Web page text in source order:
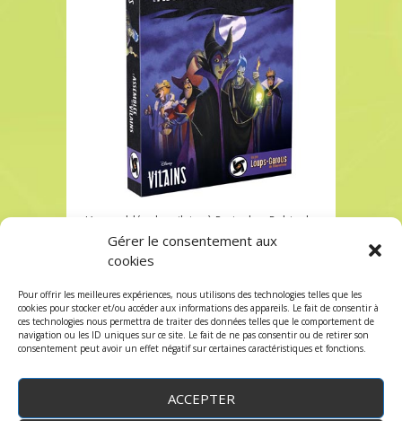
Gérer le consentement aux
cookies
Pour offrir les meilleures expériences, nous utilisons des technologies telles que les
cookies pour stocker et/ou accéder aux informations des appareils. Le fait de consentir à
ces technologies nous permettra de traiter des données telles que le comportement de
navigation ou les ID uniques sur ce site. Le fait de ne pas consentir ou de retirer son
consentement peut avoir un effet négatif sur certaines caractéristiques et fonctions.
ACCEPTER
L’assemblée des vilains à Paris chez Robin des
L’assemblée des vilains à Paris chez Robin des
Les commentaires et les trackbacks sont
fermés.